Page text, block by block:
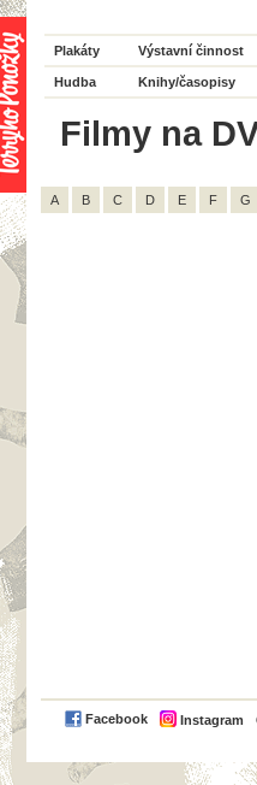
Plakáty Výstavní činnost
Hudba Knihy/časopisy
Filmy na
A B C D E F G
Facebook Instagram